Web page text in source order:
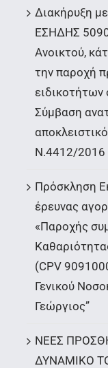
Διακήρυξη
ΕΣΗΔΗΣ
Ανοικτού,
την παροχή
Σύμβαση
Ν.4412/2016
Πρόσκληση
έρευνας
«Παροχής
(CPV
Γενικού
Γεώργιος”
ΝΕΕΣ
ΔΥΝΑΜΙΚΟ